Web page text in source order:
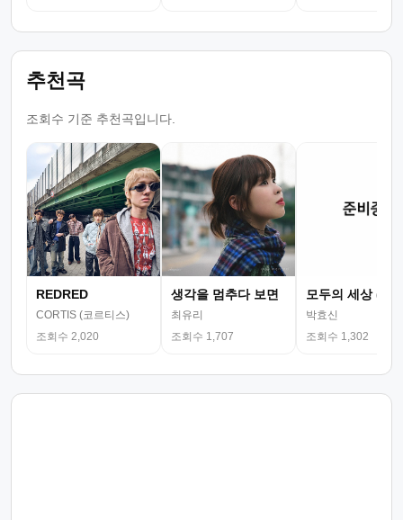
추천곡
조회수 기준 추천곡입니다.
REDRED
CORTIS (코르티스)
조회수 2,020
생각을 멈추다 보면
최유리
조회수 1,707
모두의 세상 (뮤
박효신
조회수 1,302